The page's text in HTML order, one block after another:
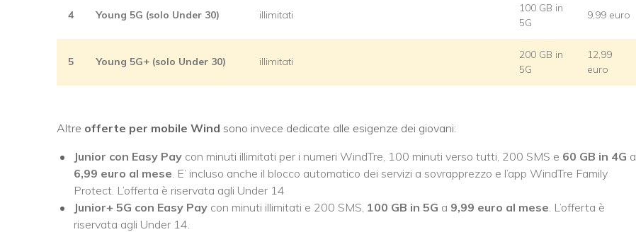
4 Young 5G (solo Under 30) illimitati
100 GB in
5G
9,99 euro
5 Young 5G+ (solo Under 30) illimitati
200 GB in
5G
12,99
euro
Altre offerte per mobile Wind sono invece dedicate alle esigenze dei giovani:
Junior con Easy Pay con minuti illimitati per i numeri WindTre, 100 minuti verso tutti, 200 SMS e 60 GB in 4G a
6,99 euro al mese . E’ incluso anche il blocco automatico dei servizi a sovrapprezzo e l’app WindTre Family
Protect. L’offerta è riservata agli Under 14
Junior+ 5G con Easy Pay con minuti illimitati e 200 SMS, 100 GB in 5G a 9,99 euro al mese . L’offerta è
riservata agli Under 14.